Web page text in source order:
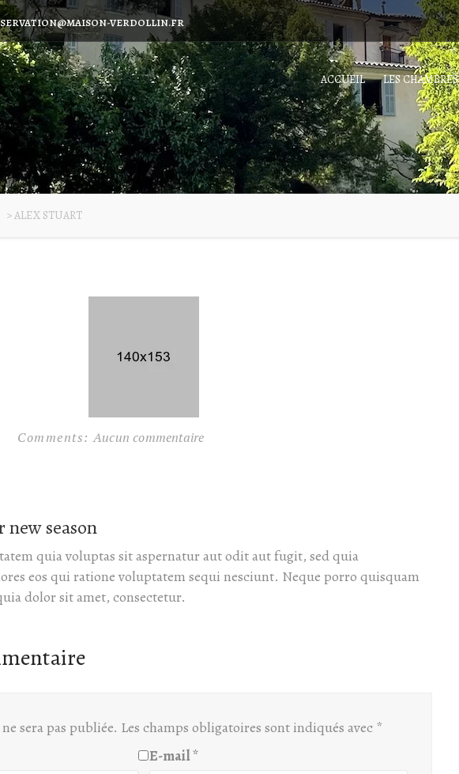
VERDOLLIN.FR
ACCUEIL LES CHAMBRES
>ALEX STUART
Comments:Aucun commentaire
season
quia voluptas sit aspernatur aut odit aut fugit, sed quia
eos qui ratione voluptatem sequi nesciunt. Neque porro quisquam
dolor sit amet, consectetur.
sera pas publiée. Les champs obligatoires sont indiqués avec *
E-mail*